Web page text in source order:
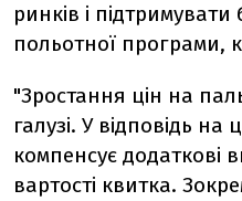
ринків і підтримувати
польотної програми,
"Зростання цін на
галузі. У відповідь на
компенсує додаткові
вартості квитка.